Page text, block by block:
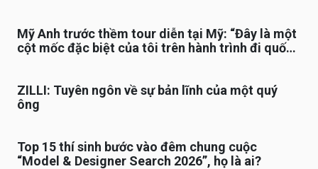
Mỹ Anh trước thềm tour diễn tại Mỹ: “Đây là một
cột mốc đặc biệt của tôi trên hành trình đi quốc
ZILLI: Tuyên ngôn về sự bản lĩnh của một quý
ông
Top 15 thí sinh bước vào đêm chung cuộc
“Model & Designer Search 2026”, họ là ai?